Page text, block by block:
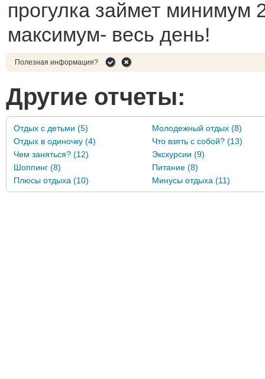
прогулка займет минимум
максимум- весь день!
Полезная информация?
Другие отчеты:
Отдых с детьми (5)
Молодежный отдых (8)
Отдых в одиночку (4)
Что взять с собой? (13)
Чем заняться? (12)
Экскурсии (9)
Шоппинг (8)
Питание (8)
Плюсы отдыха (10)
Минусы отдыха (11)